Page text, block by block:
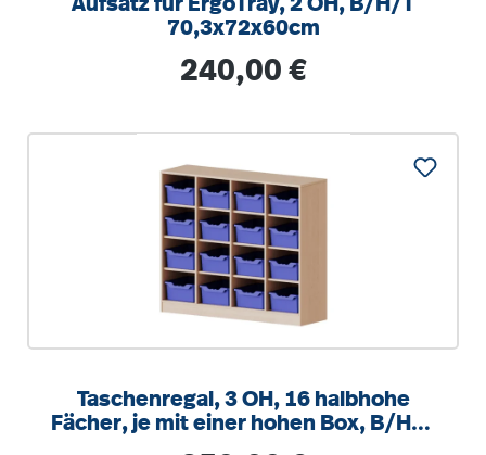
70,3x72x60cm
Regulärer Preis:
240,00 €
Taschenregal, 3 OH, 16 halbhohe
Fächer, je mit einer hohen Box, B/H/T